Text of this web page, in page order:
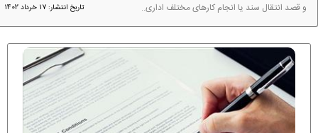
و قصد انتقال سند یا انجام کارهای مختلف اداری..
تاریخ انتشار: 17 خرداد 1402